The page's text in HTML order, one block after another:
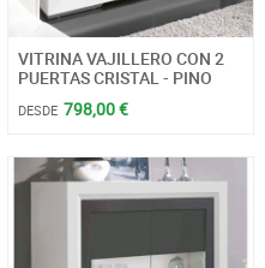
VITRINA VAJILLERO CON 2
PUERTAS CRISTAL - PINO
DESDE 798,00 €